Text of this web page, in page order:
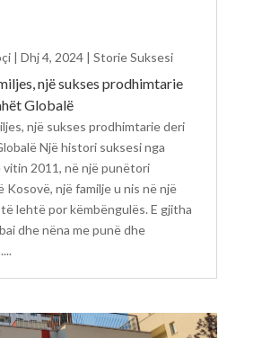
një sukses prodhimtarie
Globalë
| Dhj 4, 2024| Storie Suksesi
një sukses prodhimtarie deri
Një histori suksesi nga
vitin 2011, në një punëtori
Kosovë, një familje u nis në një
lehtë por këmbëngulës. E gjitha
dhe nëna me punë dhe